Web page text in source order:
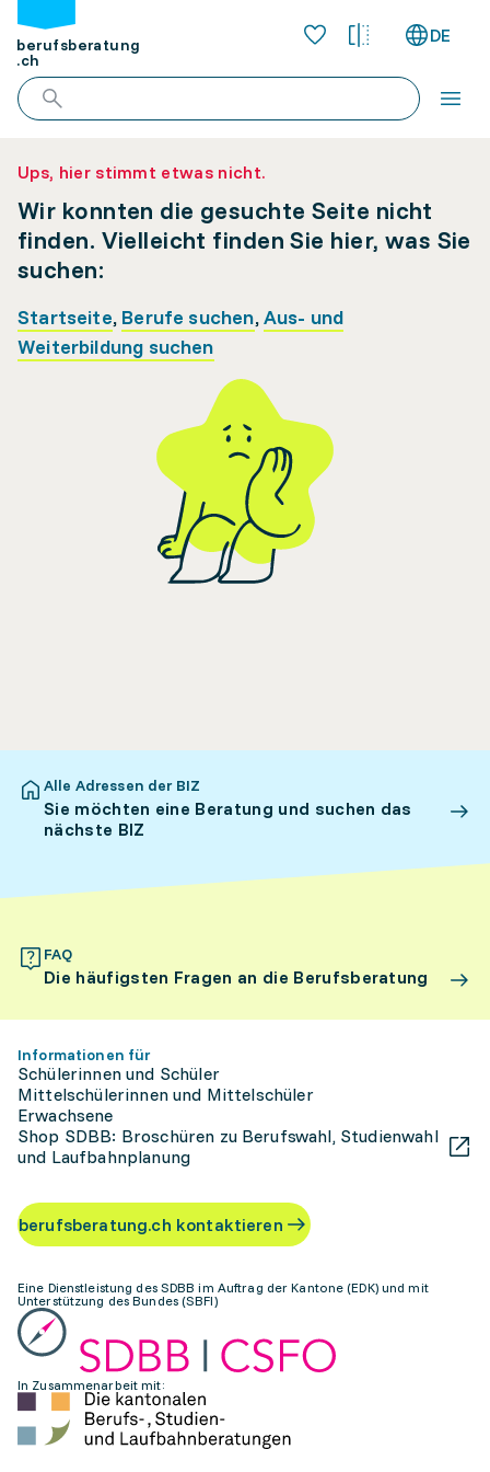
berufsberatung
.ch
DE
Ups, hier stimmt etwas nicht.
Wir konnten die gesuchte Seite nicht
finden. Vielleicht finden Sie hier, was Sie
suchen:
Startseite, Berufe suchen,Aus- und
Weiterbildung suchen
Alle Adressen der BIZ
Sie möchten eine Beratung und suchen das
nächste BIZ
FAQ
Die häufigsten Fragen an die Berufsberatung
Informationen für
Schülerinnen und Schüler
Mittelschülerinnen und Mittelschüler
Erwachsene
Shop SDBB: Broschüren zu Berufswahl, Studienwahl
und Laufbahnplanung
berufsberatung.ch kontaktieren
Eine Dienstleistung des SDBB im Auftrag der Kantone (EDK) und mit
Unterstützung des Bundes (SBFI)
In Zusammenarbeit mit: